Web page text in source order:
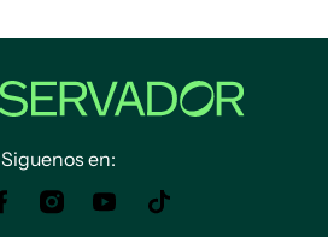
Siguenos en: